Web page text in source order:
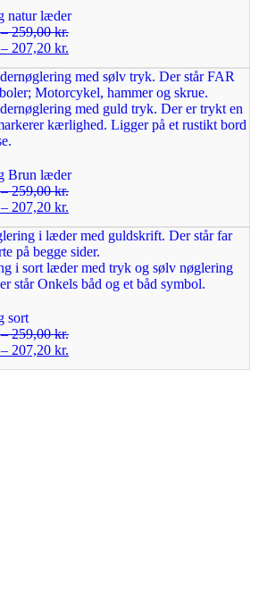
natur læder
259,00kr.
– 207,20 kr.
Brun læder
259,00kr.
– 207,20 kr.
sort
259,00kr.
– 207,20 kr.